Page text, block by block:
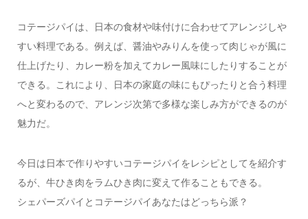
コテージパイは、日本の食材や味付けに合わせてアレンジしや
すい料理である。例えば、醤油やみりんを使って肉じゃが風に
仕上げたり、カレー粉を加えてカレー風味にしたりすることが
できる。これにより、日本の家庭の味にもぴったりと合う料理
へと変わるので、アレンジ次第で多様な楽しみ方ができるのが
魅力だ。
今日は日本で作りやすいコテージパイをレシピとしてを紹介す
るが、牛ひき肉をラムひき肉に変えて作ることもできる。
シェパーズパイとコテージパイあなたはどっちら派？